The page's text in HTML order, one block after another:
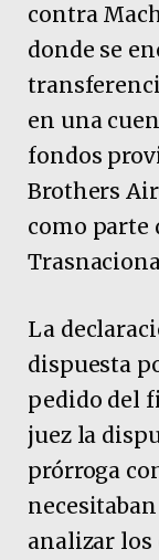
contra
donde se
en una
fondos
Brothers
como parte
La
dispuesta
pedido del
juez la
prórroga
analizar los